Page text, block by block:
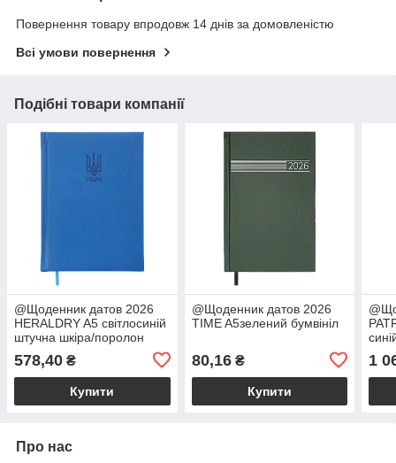
Повернення товару впродовж 14 днів за домовленістю
Всі умови повернення
Подібні товари компанії
@Щоденник датов 2026
HERALDRY A5 світлосиній
штучна шкіра/поролон
578,40 ₴
Купити
@Щоденник датов 2026
TIME A5зелений бумвініл
80,16₴
Купити
1
Про нас